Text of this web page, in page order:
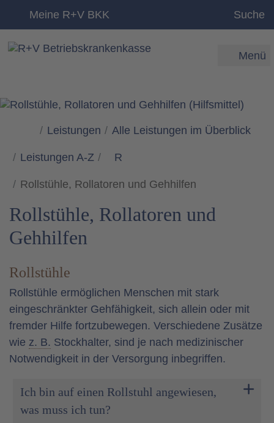
Meine R+V BKK Suche
Menü
Leistungen Alle Leistungen im Überblick
Leistungen A-Z R
Rollstühle, Rollatoren und Gehhilfen
Rollstühle, Rollatoren und
Gehhilfen
Rollstühle
Rollstühle ermöglichen Menschen mit stark
eingeschränkter Gehfähigkeit, sich allein oder mit
fremder Hilfe fortzubewegen. Verschiedene Zusätze
wie z. B. Stockhalter, sind je nach medizinischer
Notwendigkeit in der Versorgung inbegriffen.
Ich bin auf einen Rollstuhl angewiesen,
was muss ich tun?